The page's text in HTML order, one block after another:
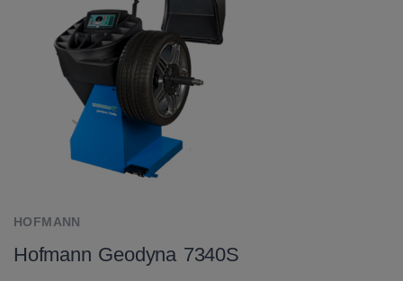
HOFMANN
Hofmann Geodyna 7340S